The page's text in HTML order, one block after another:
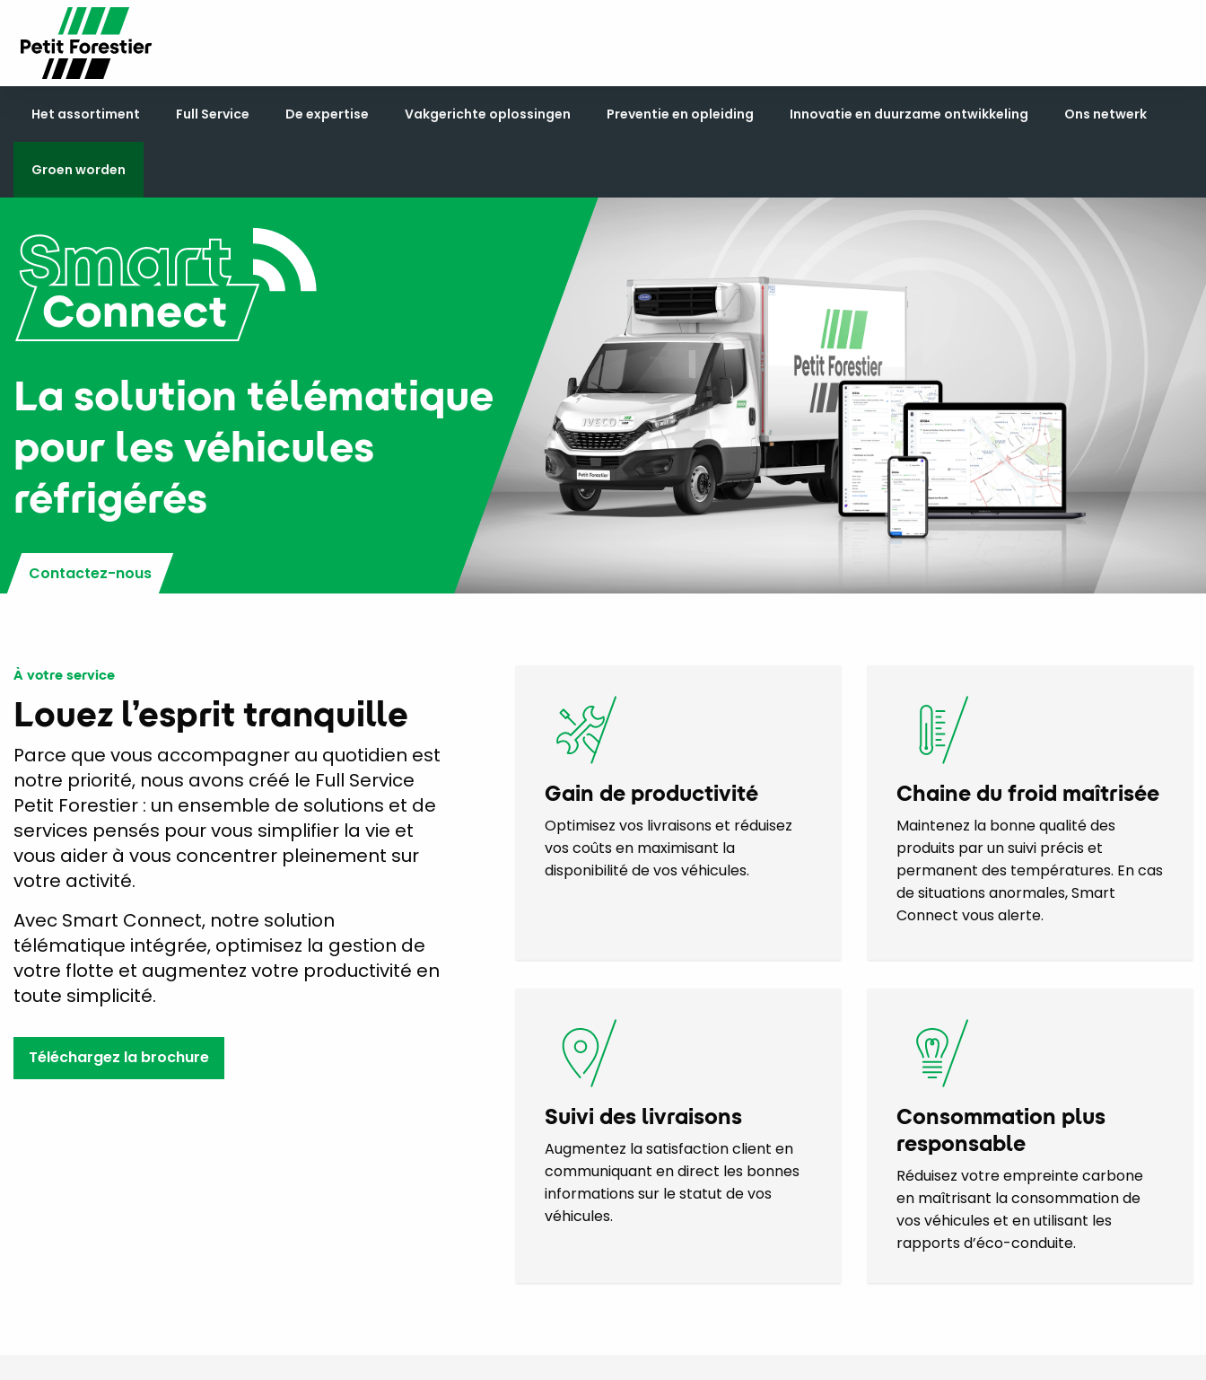
Het assortiment Full Service De expertise Vakgerichte oplossingen Preventie en opleiding Innovatie en duurzame ontwikkeling Ons netwerk
Groen worden
La solution télématique
pour les véhicules
réfrigérés
Contactez-nous
À votre service
Louez l’esprit tranquille
Parce que vous accompagner au quotidien est
notre priorité, nous avons créé le Full Service
Petit Forestier : un ensemble de solutions et de
services pensés pour vous simplifier la vie et
vous aider à vous concentrer pleinement sur
votre activité.
Avec Smart Connect, notre solution
télématique intégrée, optimisez la gestion de
votre flotte et augmentez votre productivité en
toute simplicité.
Téléchargez la brochure
Gain de productivité
Optimisez vos livraisons et réduisez
vos coûts en maximisant la
disponibilité de vos véhicules.
Chaine du froid maîtrisée
Maintenez la bonne qualité des
produits par un suivi précis et
permanent des températures. En cas
de situations anormales, Smart
Connect vous alerte.
Suivi des livraisons
Augmentez la satisfaction client en
communiquant en direct les bonnes
informations sur le statut de vos
véhicules.
Consommation plus
responsable
Réduisez votre empreinte carbone
en maîtrisant la consommation de
vos véhicules et en utilisant les
rapports d’éco-conduite.